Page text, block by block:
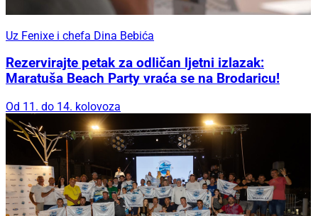
Uz Fenixe i chefa Dina Bebića
Rezervirajte petak za odličan ljetni izlazak:
Maratuša Beach Party vraća se na Brodaricu!
Od 11. do 14. kolovoza